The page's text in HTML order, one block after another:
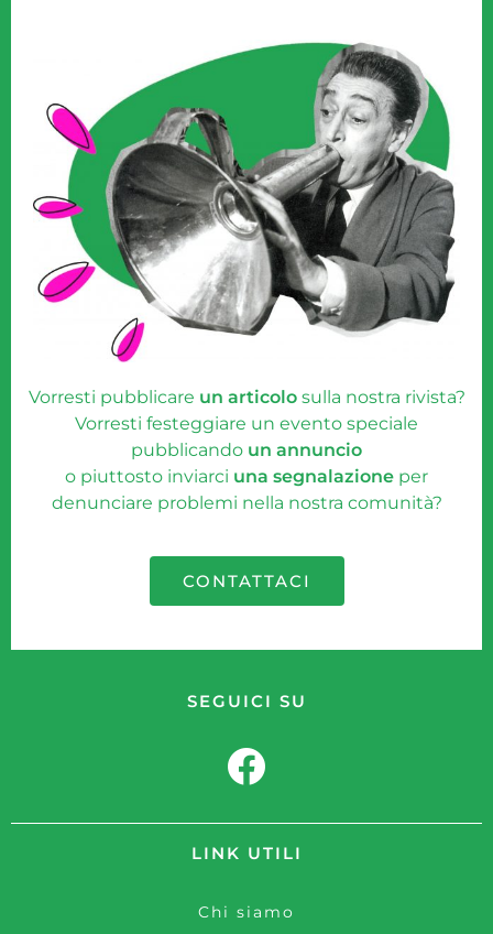
Vorresti pubblicare un articolosulla nostra rivista?
Vorresti festeggiare un evento speciale
pubblicando un annuncio
o piuttosto inviarci una segnalazione per
denunciare problemi nella nostra comunità?
CONTATTACI
LINK UTILI
Chi siamo
SEGUICI SU